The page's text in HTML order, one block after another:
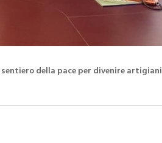
della pace per divenire artigiani